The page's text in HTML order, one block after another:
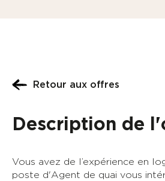
Retour aux offres
Description de
Vous avez de l’expérience en
poste d'Agent de quai vous
J'accepte de recevoir des
avantages professionnels,
portabilité, d'opposition et d'effacement
vous concernant que vous pouvez
vous adressant à